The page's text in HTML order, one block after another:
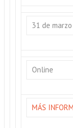
31 de
Online
MÁS